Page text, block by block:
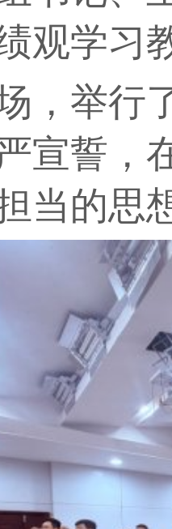
观学习
，举行
宣誓，
当的思